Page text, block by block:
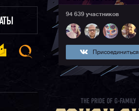
94 639 участников
Присоединиться